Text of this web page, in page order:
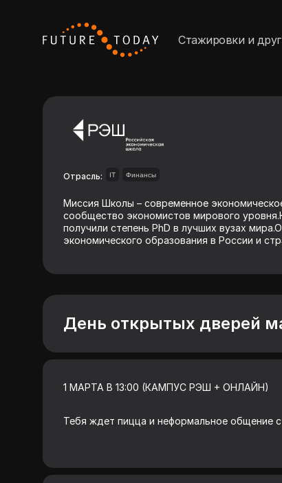
Стажировки и
Отрасль: IT Финансы
Миссия Школы – современное
сообщество экономистов мирового
получили степень PhD в лучших вузах
экономического образования в России и
День открытых дверей
1 МАРТА В 13:00 (КАМПУС РЭШ + ОНЛАЙН)
Тебя ждет пицца и неформальное общение